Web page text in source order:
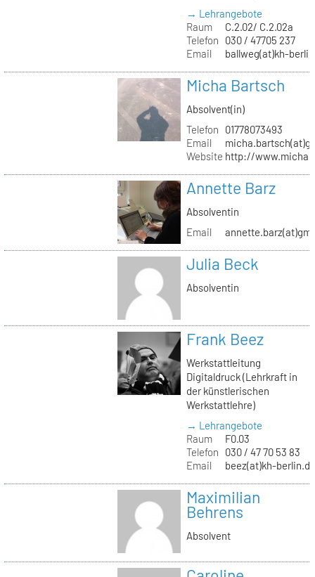
→ Lehrangebote
Raum
C.2.02/ C.2.02a
Telefon
030 / 47705 237
Email
ballweg(at)kh-
Micha Bartsch
Absolvent(in)
Telefon
01778073493
Email
Website http://
Annette Barz
Absolventin
Email
Julia Beck
Absolventin
Frank Beez
Werkstattleitung
Digitaldruck (Lehrkraft in
der künstlerischen
Werkstattlehre)
→ Lehrangebote
Raum
F0.03
Telefon
030 / 47 70 53 83
Email
beez(at)kh-
Maximilian
Behrens
Absolvent